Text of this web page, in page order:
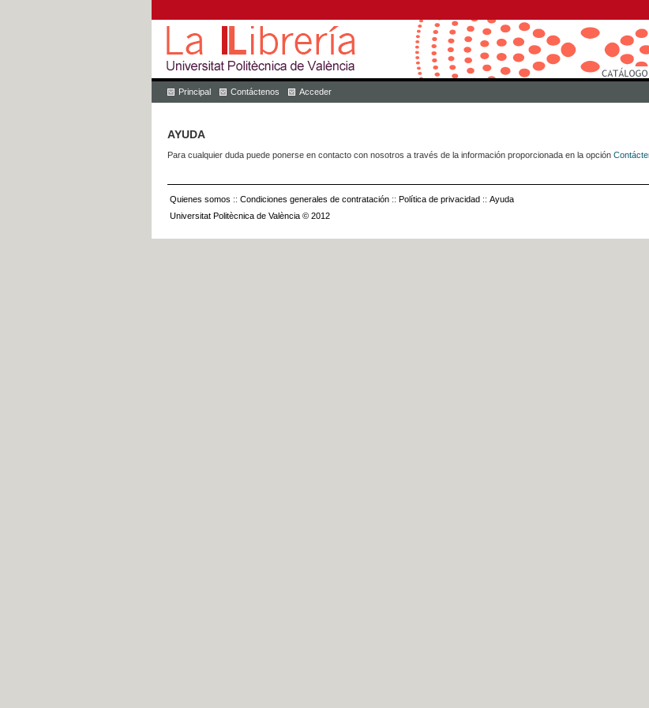
Principal Contáctenos Acceder
AYUDA
Para cualquier duda puede ponerse en contacto con nosotros a través de la información proporcionada en la opción
Quienes somos :: Condiciones generales de contratación :: Política de privacidad :: Ayuda
Universitat Politècnica de València © 2012